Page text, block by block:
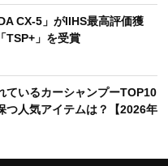
CX-5」がIIHS最高評価獲
」を受賞
ているカーシャンプーTOP10
つ人気アイテムは？【2026年